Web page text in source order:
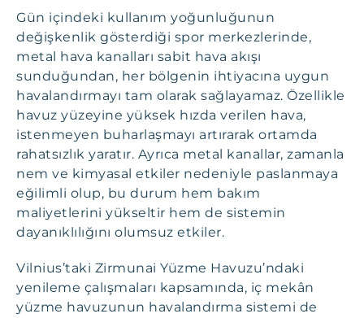
Gün içindeki kullanım yoğunluğunun
değişkenlik gösterdiği spor merkezlerinde,
metal hava kanalları sabit hava akışı
sunduğundan, her bölgenin ihtiyacına uygun
havalandırmayı tam olarak sağlayamaz. Özellikle
havuz yüzeyine yüksek hızda verilen hava,
istenmeyen buharlaşmayı artırarak ortamda
rahatsızlık yaratır. Ayrıca metal kanallar, zamanla
nem ve kimyasal etkiler nedeniyle paslanmaya
eğilimli olup, bu durum hem bakım
maliyetlerini yükseltir hem de sistemin
dayanıklılığını olumsuz etkiler.
Vilnius’taki Zirmunai Yüzme Havuzu’ndaki
yenileme çalışmaları kapsamında, iç mekân
yüzme havuzunun havalandırma sistemi de